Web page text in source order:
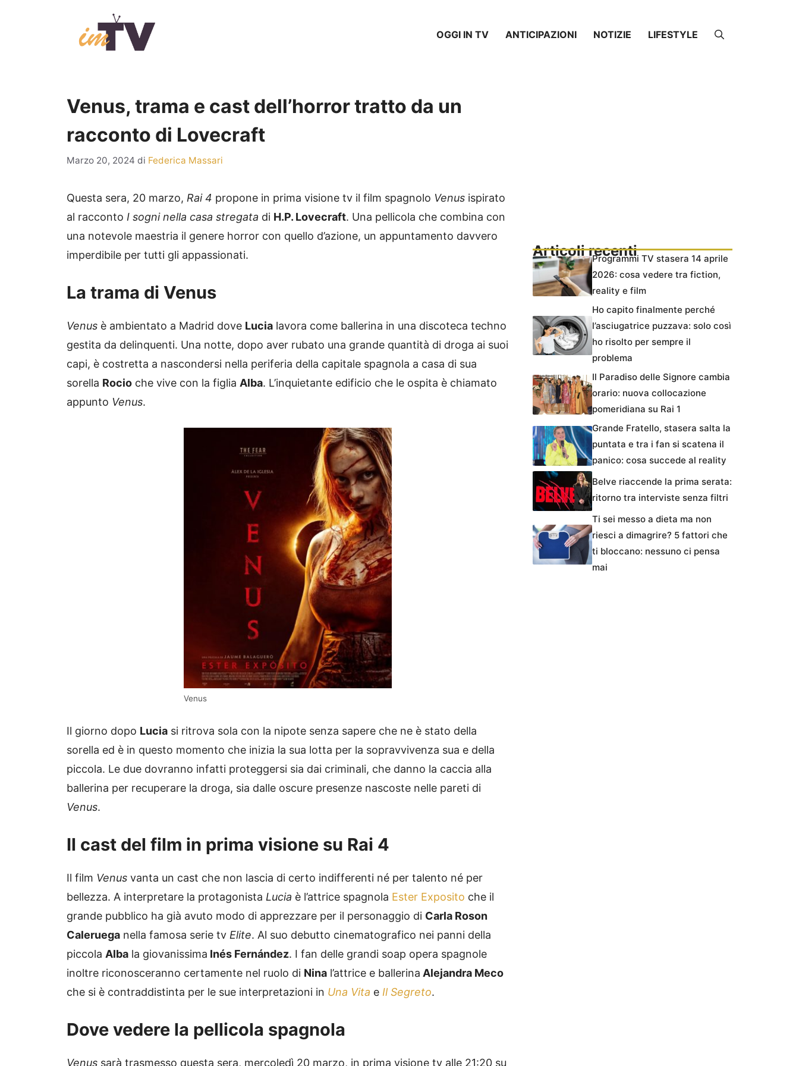
OGGI IN TV ANTICIPAZIONI NOTIZIE LIFESTYLE
Venus, trama e cast dell’horror tratto da un
racconto di Lovecraft
Marzo 20, 2024 di Federica Massari
Questa sera, 20 marzo, Rai 4 propone in prima visione tv il film spagnolo Venus ispirato
al racconto I sogni nella casa stregata di H.P. Lovecraft. Una pellicola che combina con
una notevole maestria il genere horror con quello d’azione, un appuntamento davvero
imperdibile per tutti gli appassionati.
La trama di Venus
Venus è ambientato a Madrid dove Lucia lavora come ballerina in una discoteca techno
gestita da delinquenti. Una notte, dopo aver rubato una grande quantità di droga ai suoi
capi, è costretta a nascondersi nella periferia della capitale spagnola a casa di sua
sorella Rocio che vive con la figlia Alba. L’inquietante edificio che le ospita è chiamato
appunto Venus.
Venus
Il giorno dopo Lucia si ritrova sola con la nipote senza sapere che ne è stato della
sorella ed è in questo momento che inizia la sua lotta per la sopravvivenza sua e della
piccola. Le due dovranno infatti proteggersi sia dai criminali, che danno la caccia alla
ballerina per recuperare la droga, sia dalle oscure presenze nascoste nelle pareti di
Venus.
Il cast del film in prima visione su Rai 4
Il film Venus vanta un cast che non lascia di certo indifferenti né per talento né per
bellezza. A interpretare la protagonista Lucia è l’attrice spagnola Ester Exposito che il
grande pubblico ha già avuto modo di apprezzare per il personaggio di Carla Roson
Caleruega nella famosa serie tv Elite. Al suo debutto cinematografico nei panni della
piccola Alba la giovanissima Inés Fernández. I fan delle grandi soap opera spagnole
inoltre riconosceranno certamente nel ruolo di Nina l’attrice e ballerina Alejandra Meco
che si è contraddistinta per le sue interpretazioni in Una Vita e Il Segreto.
Dove vedere la pellicola spagnola
Venus sarà trasmesso questa sera, mercoledì 20 marzo, in prima visione tv alle 21:20 su
Articoli recentiProgrammi TV stasera 14 aprile
2026: cosa vedere tra fiction,
reality e film
Ho capito finalmente perché
l’asciugatrice puzzava: solo così
ho risolto per sempre il
problema
Il Paradiso delle Signore cambia
orario: nuova collocazione
pomeridiana su Rai 1
Grande Fratello, stasera salta la
puntata e tra i fan si scatena il
panico: cosa succede al reality
Belve riaccende la prima serata:
ritorno tra interviste senza filtri
Ti sei messo a dieta ma non
riesci a dimagrire? 5 fattori che
ti bloccano: nessuno ci pensa
mai